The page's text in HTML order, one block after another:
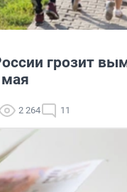
грозит
мая
2 264 11